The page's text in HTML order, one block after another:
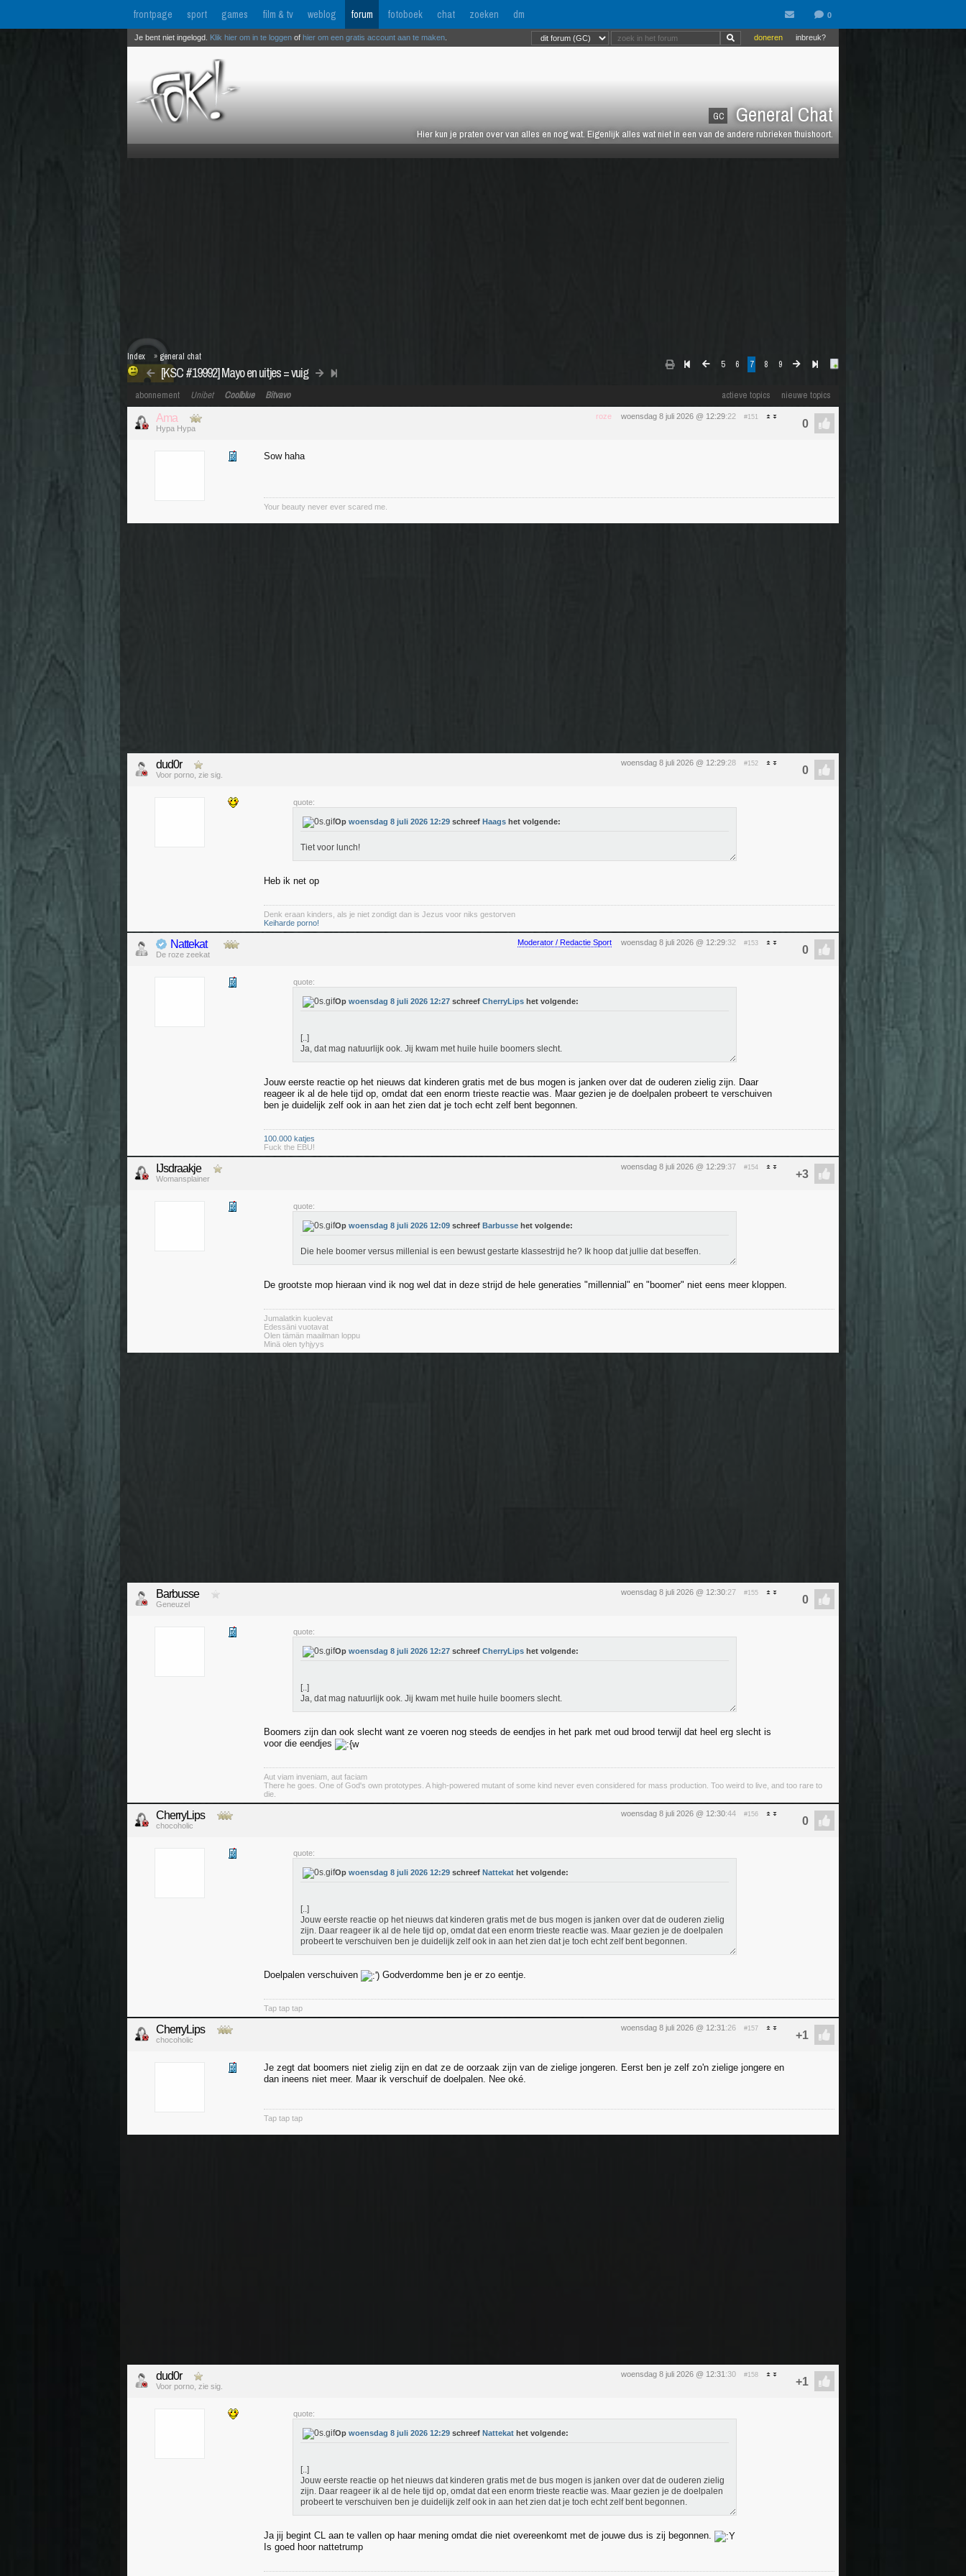
frontpage sport games film & tv weblog forum fotoboek chat zoeken dm
GC General Chat
Hier kun je praten over van alles en nog wat. Eigenlijk alles wat niet in een van de andere rubrieken thuishoort.
inbreuk?
doneren
Je bent niet ingelogd. Klik hier om in te loggen of hier om een gratis account aan te maken
5 6 7 8 9
[KSC #19992] Mayo en uitjes = vuig
Index » general chat
actieve topics nieuwe topics
abonnement Unibet Coolblue Bitvavo
roze woensdag 8 juli 2026 @ 12:29:22 #151
Ama
Hypa Hypa
Sow haha
Your beauty never ever scared me.
woensdag 8 juli 2026 @ 12:29:28 #152
dud0r
Voor porno, zie sig.
quote:
Op woensdag 8 juli 2026 12:29 schreef Haags het volgende:
Tiet voor lunch!
Heb ik net op
Denk eraan kinders, als je niet zondigt dan is Jezus voor niks gestorven
Keiharde porno!
Moderator / Redactie Sport woensdag 8 juli 2026 @ 12:29:32 #153
Nattekat
De roze zeekat
quote:
Op woensdag 8 juli 2026 12:27 schreef CherryLips het volgende:
[..]
Ja, dat mag natuurlijk ook. Jij kwam met huile huile boomers slecht.
Jouw eerste reactie op het nieuws dat kinderen gratis met de bus mogen is janken over dat de ouderen zielig zijn. Daar
reageer ik al de hele tijd op, omdat dat een enorm trieste reactie was. Maar gezien je de doelpalen probeert te verschuiven
ben je duidelijk zelf ook in aan het zien dat je toch echt zelf bent begonnen.
100.000 katjes
Fuck the EBU!
woensdag 8 juli 2026 @ 12:29:37 #154
IJsdraakje
Womansplainer
quote:
Op woensdag 8 juli 2026 12:09 schreef Barbusse het volgende:
Die hele boomer versus millenial is een bewust gestarte klassestrijd he? Ik hoop dat jullie dat beseffen.
De grootste mop hieraan vind ik nog wel dat in deze strijd de hele generaties "millennial" en "boomer" niet eens meer kloppen.
Jumalatkin kuolevat
Edessäni vuotavat
Olen tämän maailman loppu
Minä olen tyhjyys
woensdag 8 juli 2026 @ 12:30:27 #155
Barbusse
Geneuzel
quote:
Op woensdag 8 juli 2026 12:27 schreef CherryLips het volgende:
[..]
Ja, dat mag natuurlijk ook. Jij kwam met huile huile boomers slecht.
Boomers zijn dan ook slecht want ze voeren nog steeds de eendjes in het park met oud brood terwijl dat heel erg slecht is
voor die eendjes
Aut viam inveniam, aut faciam
There he goes. One of God's own prototypes. A high-powered mutant of some kind never even considered for mass production. Too weird to live, and too rare to
die.
woensdag 8 juli 2026 @ 12:30:44 #156
CherryLips
chocoholic
quote:
Op woensdag 8 juli 2026 12:29 schreef Nattekat het volgende:
[..]
Jouw eerste reactie op het nieuws dat kinderen gratis met de bus mogen is janken over dat de ouderen zielig
zijn. Daar reageer ik al de hele tijd op, omdat dat een enorm trieste reactie was. Maar gezien je de doelpalen
probeert te verschuiven ben je duidelijk zelf ook in aan het zien dat je toch echt zelf bent begonnen.
Doelpalen verschuiven Godverdomme ben je er zo eentje.
Tap tap tap
woensdag 8 juli 2026 @ 12:31 :26 #157
CherryLips
chocoholic
Je zegt dat boomers niet zielig zijn en dat ze de oorzaak zijn van de zielige jongeren. Eerst ben je zelf zo'n zielige jongere en
dan ineens niet meer. Maar ik verschuif de doelpalen. Nee oké.
Tap tap tap
woensdag 8 juli 2026 @ 12:31 :30 #158
dud0r
Voor porno, zie sig.
quote:
Op woensdag 8 juli 2026 12:29 schreef Nattekat het volgende:
[..]
Jouw eerste reactie op het nieuws dat kinderen gratis met de bus mogen is janken over dat de ouderen zielig
zijn. Daar reageer ik al de hele tijd op, omdat dat een enorm trieste reactie was. Maar gezien je de doelpalen
probeert te verschuiven ben je duidelijk zelf ook in aan het zien dat je toch echt zelf bent begonnen.
Ja jij begint CL aan te vallen op haar mening omdat die niet overeenkomt met de jouwe dus is zij begonnen.
Is goed hoor nattetrump